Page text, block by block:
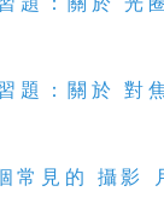
題：關於 對
常見的 攝影